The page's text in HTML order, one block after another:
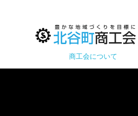
商工会について